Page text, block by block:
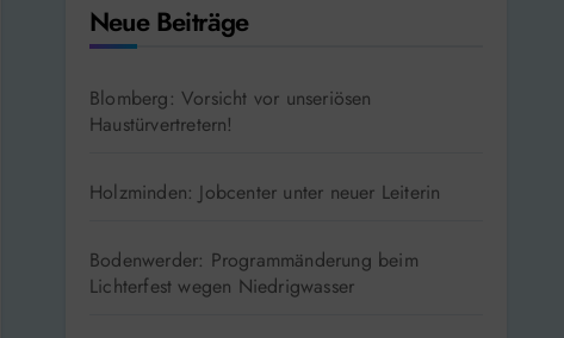
Neue Beiträge
Blomberg: Vorsicht vor unseriösen
Haustürvertretern!
Holzminden: Jobcenter unter neuer Leiterin
Bodenwerder: Programmänderung beim
Lichterfest wegen Niedrigwasser